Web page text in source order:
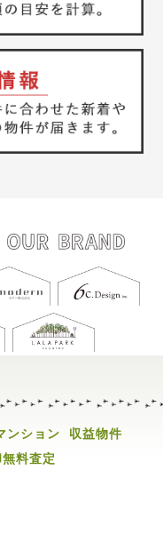
ンション
収益物件
料査定